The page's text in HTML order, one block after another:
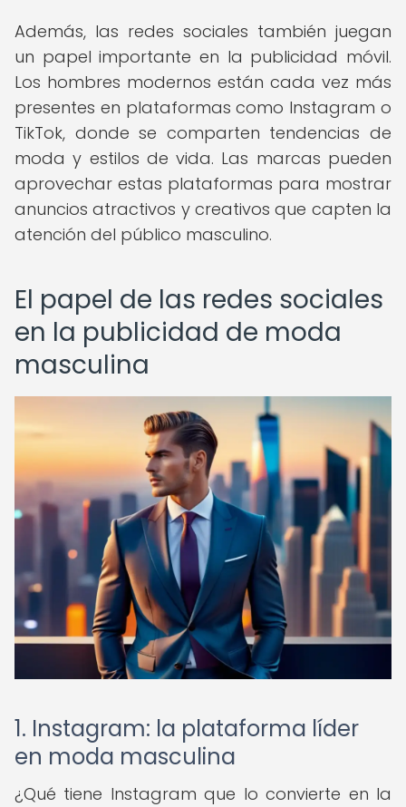
Además, las redes sociales también juegan
un papel importante en la publicidad móvil.
Los hombres modernos están cada vez más
presentes en plataformas como Instagram o
TikTok, donde se comparten tendencias de
moda y estilos de vida. Las marcas pueden
aprovechar estas plataformas para mostrar
anuncios atractivos y creativos que capten la
atención del público masculino.
El papel de las redes sociales
en la publicidad de moda
masculina
1. Instagram: la plataforma líder
en moda masculina
¿Qué tiene Instagram que lo convierte en la